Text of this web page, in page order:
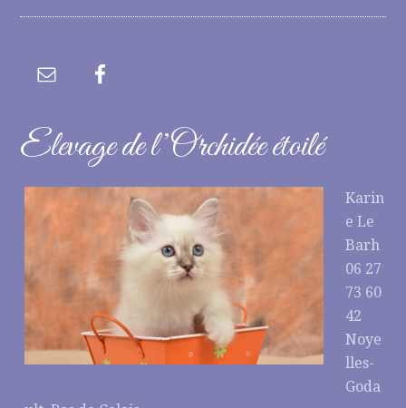
Elevage de l’Orchidée étoilé
Karin
e Le
Barh
06 27
73 60
42
Noye
lles-
Goda